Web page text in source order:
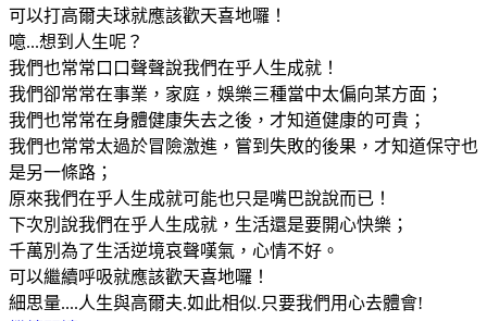
可以打高爾夫球就應該歡天喜地囉！
噫...想到人生呢？
我們也常常口口聲聲說我們在乎人生成就！
我們卻常常在事業，家庭，娛樂三種當中太偏向某方面；
我們也常常在身體健康失去之後，才知道健康的可貴；
我們也常常太過於冒險激進，嘗到失敗的後果，才知道保守也
是另一條路；
原來我們在乎人生成就可能也只是嘴巴說說而已！
下次別說我們在乎人生成就，生活還是要開心快樂；
千萬別為了生活逆境哀聲嘆氣，心情不好。
可以繼續呼吸就應該歡天喜地囉！
細思量....人生與高爾夫.如此相似.只要我們用心去體會!